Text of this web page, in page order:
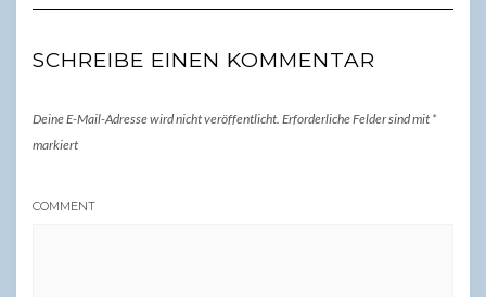
SCHREIBE EINEN KOMMENTAR
Deine E-Mail-Adresse wird nicht veröffentlicht. Erforderliche Felder sind mit *
markiert
COMMENT